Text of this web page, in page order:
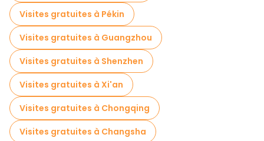
Musées en Chengdu
Visites de marchés en Chengdu
Visites de dégustation locales à Chengdu
Excursions d'une journée gratuites à Chengdu
Visites nocturnes gratuites à Chengdu
Tours à vélo à Chengdu
Visites gratuites à Pékin
Visites gratuites à Guangzhou
Visites gratuites à Shenzhen
Visites gratuites à Xi'an
Visites gratuites à Chongqing
Visites gratuites à Changsha